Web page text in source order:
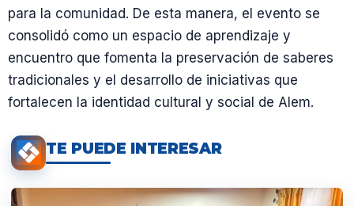
para la comunidad. De esta manera, el evento se
consolidó como un espacio de aprendizaje y
encuentro que fomenta la preservación de saberes
tradicionales y el desarrollo de iniciativas que
fortalecen la identidad cultural y social de Alem.
TE PUEDE INTERESAR